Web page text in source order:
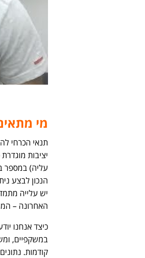
מי
תנאי הכרחי
עליה) במספר
הנכון לבצע
האחרונה –
כיצד אנחנו
במשקפיים,
קודמות.